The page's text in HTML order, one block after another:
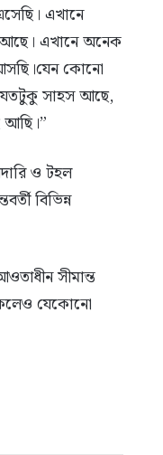
এখানে
আছে। এখানে অনেক
কোনো
যতটুকু সাহস আছে,
আছি।”
ও টহল
বিভিন্ন
সীমান্ত
যেকোনো